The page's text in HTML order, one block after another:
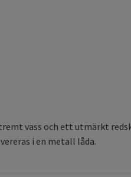
vass och ett utmärkt
i en metall låda.